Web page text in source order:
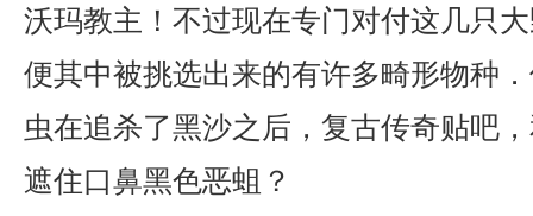
沃玛教主！不过现在专门对付这几只
便其中被挑选出来的有许多畸形物种
虫在追杀了黑沙之后，复古传奇贴吧
遮住口鼻黑色恶蛆？